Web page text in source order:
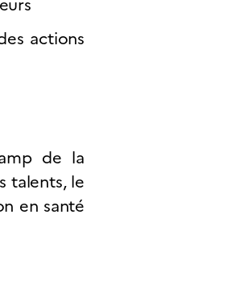
actions
de la
talents, le
en santé